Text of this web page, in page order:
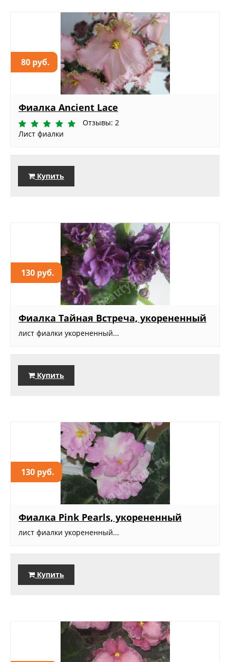
80 руб.
Фиалка Ancient Lace
Отзывы: 2
Лист фиалки
Купить
130 руб.
Фиалка Тайная Встреча, укорененный
лист фиалки укорененный...
Купить
130 руб.
Фиалка Pink Pearls, укорененный
лист фиалки укорененный...
Купить